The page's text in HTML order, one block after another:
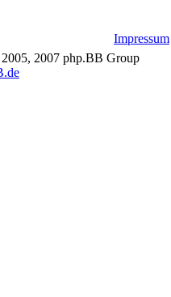
Impressum
2007 php.BB Group